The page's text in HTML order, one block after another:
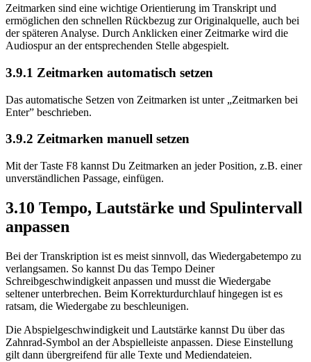
Zeitmarken sind eine wichtige Orientierung im Transkript und
ermöglichen den schnellen Rückbezug zur Originalquelle, auch bei
der späteren Analyse. Durch Anklicken einer Zeitmarke wird die
Audiospur an der entsprechenden Stelle abgespielt.
3.9.1 Zeitmarken automatisch setzen
Das automatische Setzen von Zeitmarken ist unter „Zeitmarken bei
Enter” beschrieben.
3.9.2 Zeitmarken manuell setzen
Mit der Taste F8 kannst Du Zeitmarken an jeder Position, z.B. einer
unverständlichen Passage, einfügen.
3.10 Tempo, Lautstärke und Spulintervall
anpassen
Bei der Transkription ist es meist sinnvoll, das Wiedergabetempo zu
verlangsamen. So kannst Du das Tempo Deiner
Schreibgeschwindigkeit anpassen und musst die Wiedergabe
seltener unterbrechen. Beim Korrekturdurchlauf hingegen ist es
ratsam, die Wiedergabe zu beschleunigen.
Die Abspielgeschwindigkeit und Lautstärke kannst Du über das
Zahnrad-Symbol an der Abspielleiste anpassen. Diese Einstellung
gilt dann übergreifend für alle Texte und Mediendateien.